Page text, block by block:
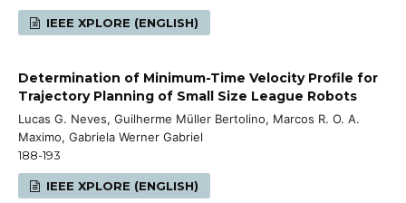
IEEE XPLORE (ENGLISH)
Determination of Minimum-Time Velocity Profile for
Trajectory Planning of Small Size League Robots
Lucas G. Neves, Guilherme Müller Bertolino, Marcos R. O. A.
Maximo, Gabriela Werner Gabriel
188-193
IEEE XPLORE (ENGLISH)